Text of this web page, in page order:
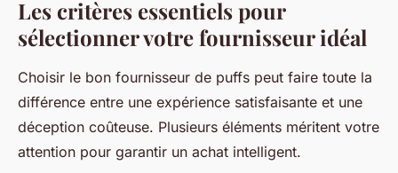
Les critères essentiels pour
sélectionner votre fournisseur idéal
Choisir le bon fournisseur de puffs peut faire toute la
différence entre une expérience satisfaisante et une
déception coûteuse. Plusieurs éléments méritent votre
attention pour garantir un achat intelligent.